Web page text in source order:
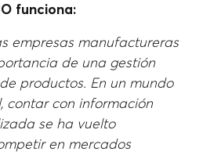
funciona:
empresas manufactureras
de una gestión
productos. En un mundo
contar con información
se ha vuelto
en mercados